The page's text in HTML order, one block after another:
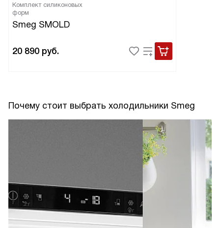
Комплект силиконовых
форм
Smeg SMOLD
20 890 руб.
Почему стоит выбрать холодильники Smeg